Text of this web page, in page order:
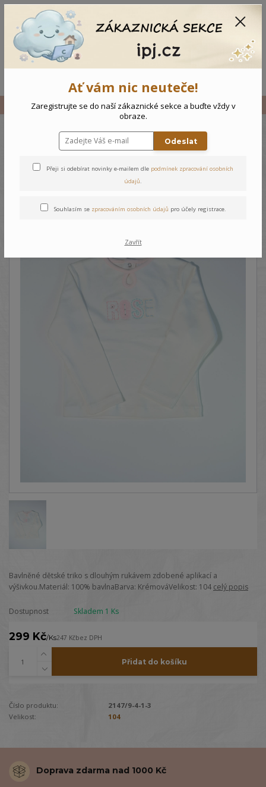
Vše Dětské triko Rose - 104
Dětské triko Rose - 104
Bavlněné dětské triko s dlouhým rukávem zdobené aplikací a
výšivkou.Materiál: 100% bavlnaBarva: KrémováVelikost: 104 celý popis
Dostupnost Skladem 1 Ks
299 Kč/Ks247 Kčbez DPH
Přidat do košíku
Číslo produktu:
2147/9-4-1-3
Velikost:
104
Doprava zdarma nad 1000 Kč
Ať vám nic neuteče!
Zaregistrujte se do naší zákaznické sekce a buďte vždy v
obraze.
Odeslat
Přeji si odebírat novinky e-mailem dle podmínek zpracování osobních
údajů.
Souhlasím se zpracováním osobních údajů pro účely registrace.
Zavřít